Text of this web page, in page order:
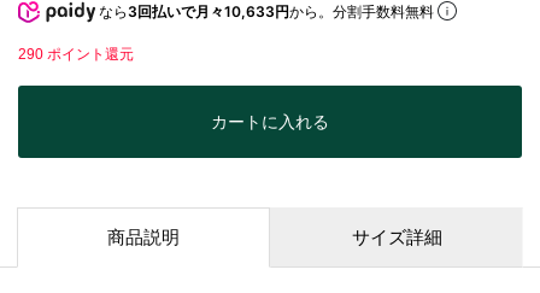
なら 3回払いで月々10,633円から。分割手数料無料
290 ポイント還元
カートに入れる
商品説明 サイズ詳細